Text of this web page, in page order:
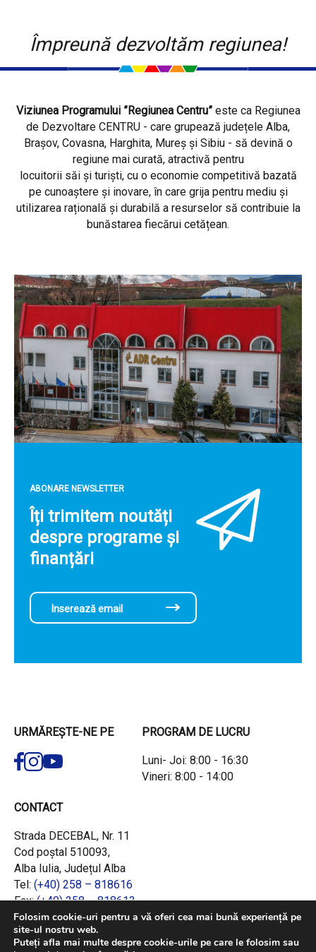
Împreună dezvoltăm regiunea!
Viziunea Programului ”Regiunea Centru”este ca Regiunea
de Dezvoltare CENTRU - care grupează județele Alba,
Brașov, Covasna, Harghita, Mureș și Sibiu - să devină o
regiune mai curată, atractivă pentru
locuitorii săi și turiști, cu o economie competitivă bazată
pe cunoaștere și inovare, în care grija pentru mediu și
utilizarea rațională și durabilă a resurselor să contribuie la
bunăstarea fiecărui cetățean.
ABONARE NEWSLETTER
Îți trimitem noutăți
despre programe și
finanțări
URMĂREȘTE-NE PE PROGRAM DE LUCRU
Luni- Joi: 8:00 - 16:30
Vineri: 8:00 - 14:00
CONTACT
Strada DECEBAL, Nr. 11
Cod poștal 510093,
Alba Iulia, Județul Alba
Tel: (+40) 258 – 818616
Fax:(+40) 258 – 818613
Email:office@adrcentru.ro
LINK-URI RAPIDE
Folosim cookie-uri pentru a vă oferi cea mai bună experiență pe
site-ul nostru web.
Puteți afla mai multe despre cookie-urile pe care le folosim sau